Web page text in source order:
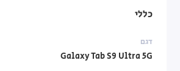
כללי
דגם
Galaxy Tab S9 Ultra 5G